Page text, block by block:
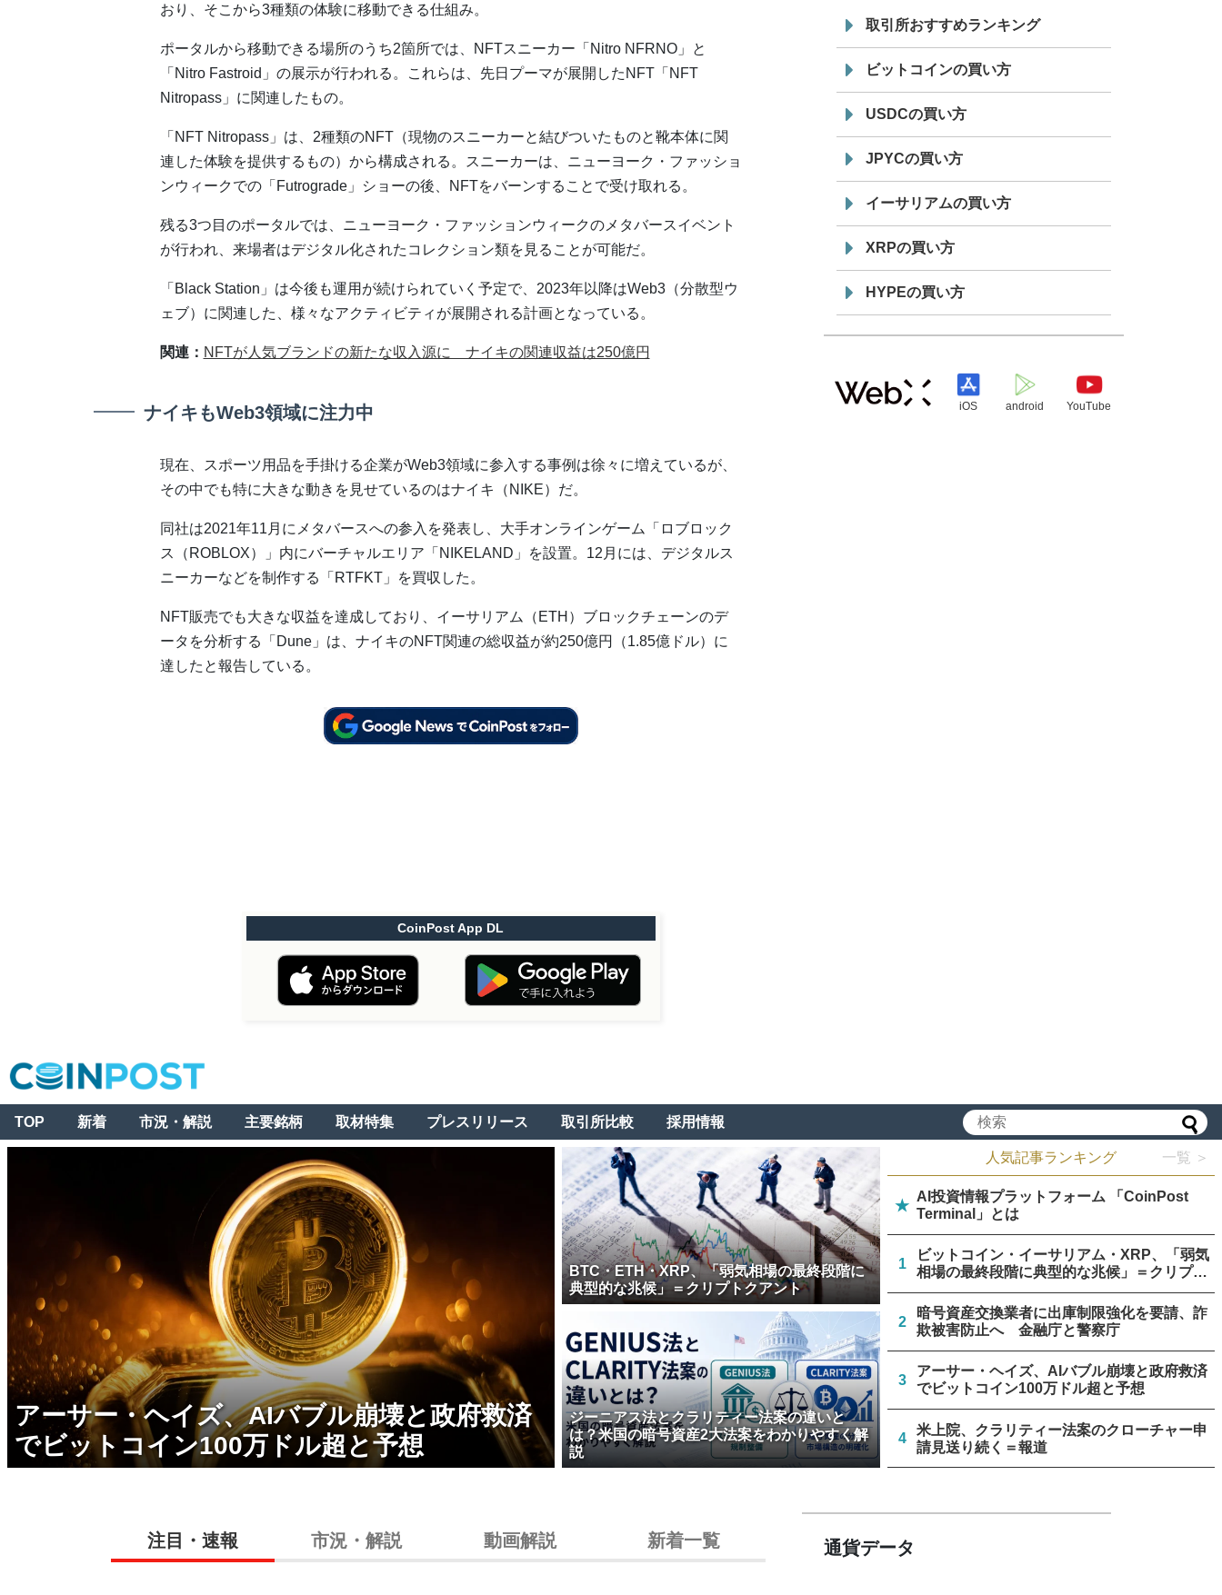
おり、そこから3種類の体験に移動できる仕組み。
ポータルから移動できる場所のうち2箇所では、NFTスニーカー「Nitro NFRNO」と
「Nitro Fastroid」の展示が行われる。これらは、先日プーマが展開したNFT「NFT
Nitropass」に関連したもの。
「NFT Nitropass」は、2種類のNFT（現物のスニーカーと結びついたものと靴本体に関
連した体験を提供するもの）から構成される。スニーカーは、ニューヨーク・ファッショ
ンウィークでの「Futrograde」ショーの後、NFTをバーンすることで受け取れる。
残る3つ目のポータルでは、ニューヨーク・ファッションウィークのメタバースイベント
が行われ、来場者はデジタル化されたコレクション類を見ることが可能だ。
「Black Station」は今後も運用が続けられていく予定で、2023年以降はWeb3（分散型ウ
ェブ）に関連した、様々なアクティビティが展開される計画となっている。
関連： NFTが人気ブランドの新たな収入源に ナイキの関連収益は250億円
ナイキもWeb3領域に注力中
現在、スポーツ用品を手掛ける企業がWeb3領域に参入する事例は徐々に増えているが、
その中でも特に大きな動きを見せているのはナイキ（NIKE）だ。
同社は2021年11月にメタバースへの参入を発表し、大手オンラインゲーム「ロブロック
ス（ROBLOX）」内にバーチャルエリア「NIKELAND」を設置。12月には、デジタルス
ニーカーなどを制作する「RTFKT」を買収した。
NFT販売でも大きな収益を達成しており、イーサリアム（ETH）ブロックチェーンのデ
ータを分析する「Dune」は、ナイキのNFT関連の総収益が約250億円（1.85億ドル）に
達したと報告している。
CoinPost App DL
19:30
てステーブルコイン「JPYSC」徹底解
説セミナーを開催
取引所おすすめランキング
ビットコインの買い方
USDCの買い方
JPYCの買い方
イーサリアムの買い方
XRPの買い方
HYPEの買い方
iOS android YouTube
TOP 新着 市況・解説 主要銘柄 取材特集 プレスリリース 取引所比較 採用情報
アーサー・ヘイズ、AIバブル崩壊と政府救済
でビットコイン100万ドル超と予想
BTC・ETH・XRP、「弱気相場の最終段階に
典型的な兆候」＝クリプトクアント
ジーニアス法とクラリティー法案の違いと
は？米国の暗号資産2大法案をわかりやすく解
説
人気記事ランキング 一覧 ＞
★
AI投資情報プラットフォーム 「CoinPost
Terminal」とは
1
ビットコイン・イーサリアム・XRP、「弱気
相場の最終段階に典型的な兆候」＝クリプト
クアント
2
暗号資産交換業者に出庫制限強化を要請、詐
欺被害防止へ 金融庁と警察庁
3
アーサー・ヘイズ、AIバブル崩壊と政府救済
でビットコイン100万ドル超と予想
4
米上院、クラリティー法案のクローチャー申
請見送り続く＝報道
注目・速報 市況・解説 動画解説 新着一覧 通貨データ